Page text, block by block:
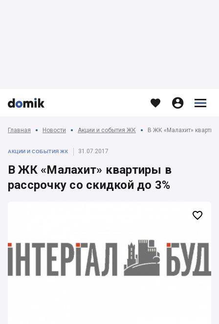


   


Главная Новости Акции и события ЖК В ЖК «Малахит»
АКЦИИ И СОБЫТИЯ ЖК 31.07.2017
В ЖК «Малахит» квартиры в
рассрочку со скидкой до 3%
